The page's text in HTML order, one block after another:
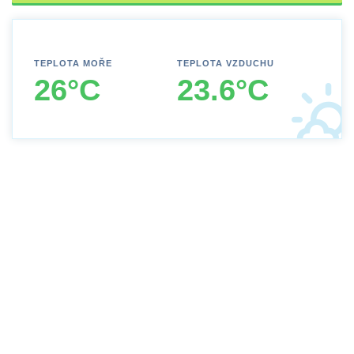
TEPLOTA MOŘE
26°C
TEPLOTA VZDUCHU
23.6°C